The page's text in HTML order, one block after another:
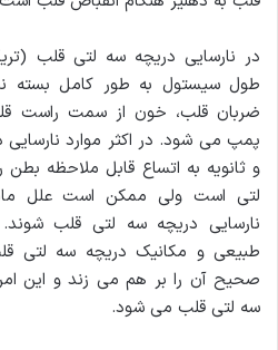
در نارسایی دریچه سه لتی قلب
طول سیستول به طور کامل بسته
ضربان قلب، خون از سمت راست
پمپ می شود. در اکثر موارد
و ثانویه به اتساع قابل ملاحظه
لتی است ولی ممکن است علل
نارسایی دریچه سه لتی قلب
طبیعی و مکانیک دریچه سه لتی
صحیح آن را بر هم می زند و این
سه لتی قلب می شود.